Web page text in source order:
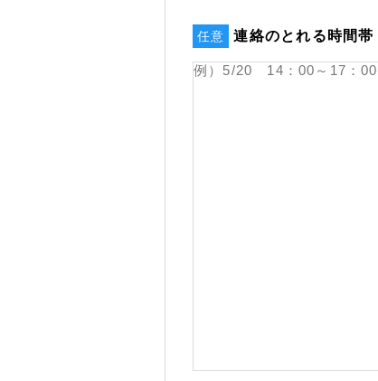
任意 連絡のとれる時間